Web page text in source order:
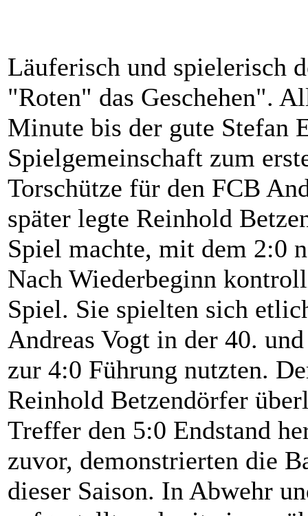
Läuferisch und spielerisch
"Roten" das Geschehen".
Minute bis der gute Stefan
Spielgemeinschaft zum
Torschütze für den FCB
später legte Reinhold
Spiel machte, mit dem 2:0
Nach Wiederbeginn
Spiel. Sie spielten sich
Andreas Vogt in der 40.
zur 4:0 Führung nutzten.
Reinhold Betzendörfer
Treffer den 5:0 Endstand
zuvor, demonstrierten die
dieser Saison. In Abwehr